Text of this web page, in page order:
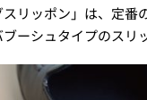
スリッポン」は、定番
ーシュタイプのスリ